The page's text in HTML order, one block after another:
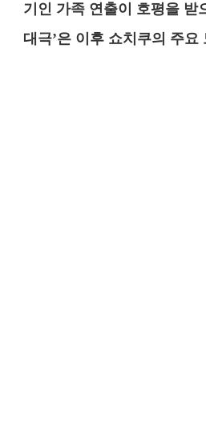
기인 가족 연출이 호평을 받
대극’은 이후 쇼치쿠의 주요